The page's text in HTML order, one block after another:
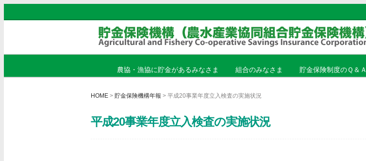
農協・漁協に貯金があるみなさま 組合のみなさま 貯金保険制度のＱ＆Ａ
HOME > 貯金保険機構年報 > 平成20事業年度立入検査の実施状況
平成20事業年度立入検査の実施状況